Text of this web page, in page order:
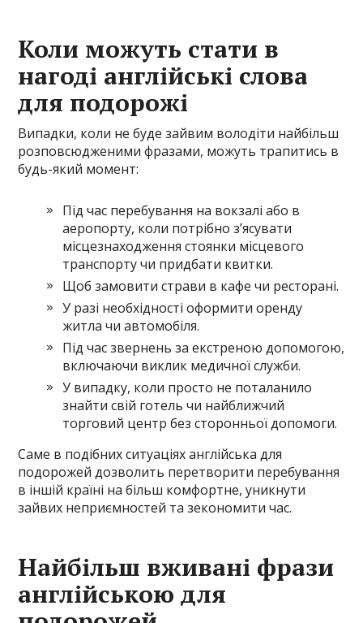
Коли можуть стати в
нагоді англійські слова
для подорожі
Випадки, коли не буде зайвим володіти найбільш
розповсюдженими фразами, можуть трапитись в
будь-який момент:
Під час перебування на вокзалі або в
аеропорту, коли потрібно з’ясувати
місцезнаходження стоянки місцевого
транспорту чи придбати квитки.
Щоб замовити страви в кафе чи ресторані.
У разі необхідності оформити оренду
житла чи автомобіля.
Під час звернень за екстреною допомогою,
включаючи виклик медичної служби.
У випадку, коли просто не поталанило
знайти свій готель чи найближчий
торговий центр без сторонньої допомоги.
Саме в подібних ситуаціях англійська для
подорожей дозволить перетворити перебування
в іншій країні на більш комфортне, уникнути
зайвих неприємностей та зекономити час.
Найбільш вживані фрази
англійською для